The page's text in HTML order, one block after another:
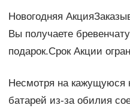
Новогодняя
Вы получаете
подарок.Срок Акции
Несмотря на кажущуюся
батарей из-за обилия